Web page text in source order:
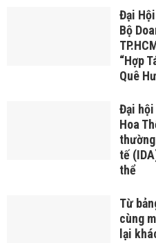
Đại
Bộ
“Hợp
Quê
Đại hội
Hoa
tế
thể
Từ
cùng
lại